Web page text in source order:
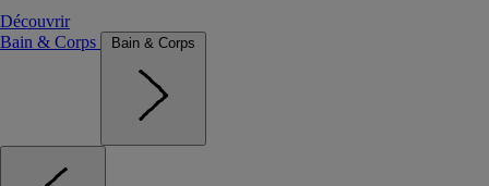
Découvrir
Bain & Corps
Bain & Corps